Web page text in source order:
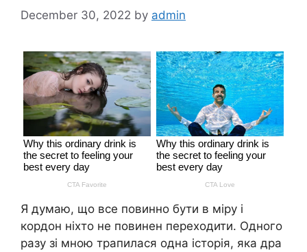
December 30, 2022 by admin
Я думаю, що все повинно бути в міру і
кордон ніхто не повинен переходити. Одного
разу зі мною трапилася одна історія, яка дра